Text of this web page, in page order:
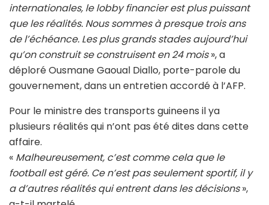
internationales, le lobby financier est plus puissant
que les réalités. Nous sommes à presque trois ans
de l’échéance. Les plus grands stades aujourd’hui
qu’on construit se construisent en 24 mois», a
déploré Ousmane Gaoual Diallo, porte-parole du
gouvernement, dans un entretien accordé à l’AFP.
Pour le ministre des transports guineens il ya
plusieurs réalités qui n’ont pas été dites dans cette
affaire.
« Malheureusement, c’est comme cela que le
football est géré. Ce n’est pas seulement sportif, il y
a d’autres réalités qui entrent dans les décisions»,